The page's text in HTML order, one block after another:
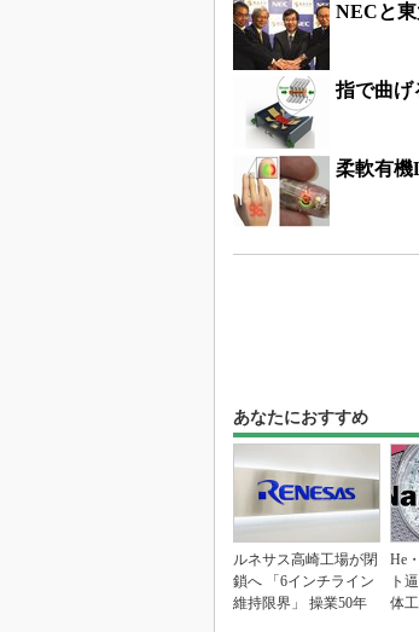
NECと
指で曲げ
柔軟有機
あなたにおすすめ
ルネサス高崎工場が閉
鎖へ 「6インチライン
維持限界」 操業50年
He
ト
体